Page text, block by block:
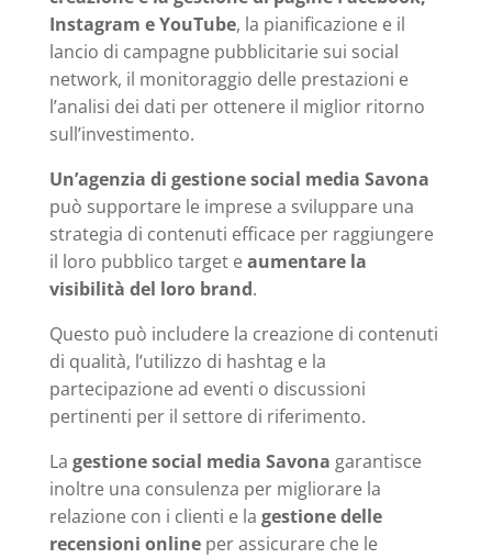
Instagram e YouTube, la pianificazione e il
lancio di campagne pubblicitarie sui social
network, il monitoraggio delle prestazioni e
l’analisi dei dati per ottenere il miglior ritorno
sull’investimento.
Un’agenzia di gestione social media Savona
può supportare le imprese a sviluppare una
strategia di contenuti efficace per raggiungere
il loro pubblico target eaumentare la
visibilità del loro brand.
Questo può includere la creazione di contenuti
di qualità, l’utilizzo di hashtag e la
partecipazione ad eventi o discussioni
pertinenti per il settore di riferimento.
La gestione social media Savona garantisce
inoltre una consulenza per migliorare la
relazione con i clienti e la gestione delle
recensioni onlineper assicurare che le